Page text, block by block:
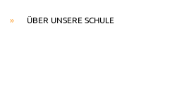
» ÜBER UNSERE SCHULE